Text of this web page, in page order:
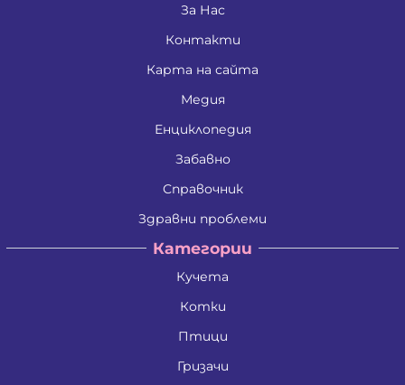
За Нас
Контакти
Карта на сайта
Медия
Енциклопедия
Забавно
Справочник
Здравни проблеми
Категории
Кучета
Котки
Птици
Гризачи